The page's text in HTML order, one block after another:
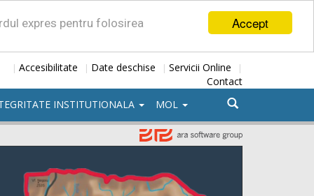
Accept
expres pentru folosirea
| Accesibilitate | Date deschise | Servicii Online |
Contact
INSTITUTIONALA MOL